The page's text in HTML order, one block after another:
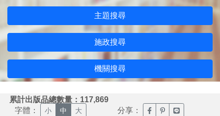
主題搜尋
施政搜尋
機關搜尋
累計出版品總數量：117,869
字體： 小 中 大 分享： 臉書分享(另開新視窗)
噗浪分享(另開新
Line分享(另